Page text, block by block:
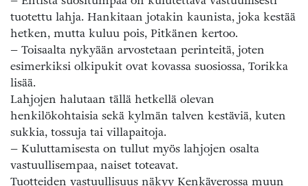
tuotettu lahja. Hankitaan jotakin kaunista, joka kestää
hetken, mutta kuluu pois, Pitkänen kertoo.
– Toisaalta nykyään arvostetaan perinteitä, joten
esimerkiksi olkipukit ovat kovassa suosiossa, Torikka
lisää.
Lahjojen halutaan tällä hetkellä olevan
henkilökohtaisia sekä kylmän talven kestäviä, kuten
sukkia, tossuja tai villapaitoja.
– Kuluttamisesta on tullut myös lahjojen osalta
vastuullisempaa, naiset toteavat.
Tuotteiden vastuullisuus näkyy Kenkäverossa muun